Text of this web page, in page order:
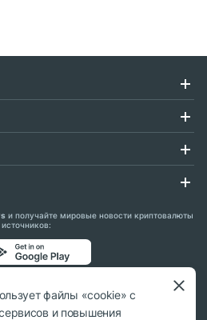
и получайте мировые новости криптовалюты
сетях: файлы «cookie» с
и повышения